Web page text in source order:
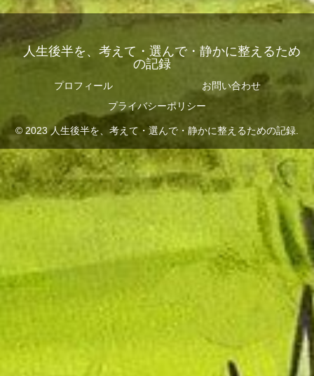
人生後半を、考えて・選んで・静かに整えるため
の記録
プロフィール
お問い合わせ
プライバシーポリシー
© 2023 人生後半を、考えて・選んで・静かに整えるための記録.